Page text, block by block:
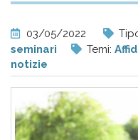
e
analisi
pr
03/05/2022
seminari
Temi:
notizie